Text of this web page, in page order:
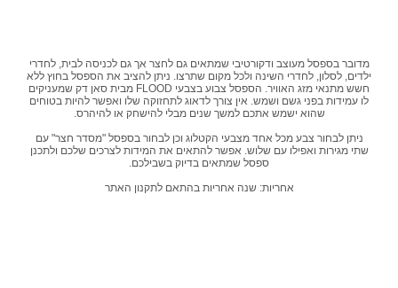
בספסל מעוצב ודקורטיבי שמתאים גם לחצר אך גם לכניסה לבית, לחדרי
לסלון, לחדרי השינה ולכל מקום שתרצו. ניתן להציב את הספסל בחוץ ללא
חשש מתנאי מזג האוויר. הספסל צבוע בצבעי FLOOD מבית סאן דק שמעניקים
עמידות בפני גשם ושמש. אין צורך לדאוג לתחזוקה שלו ואפשר להיות בטוחים
שהוא ישמש אתכם למשך שנים מבלי להישחק או להיהרס.
ניתן לבחור צבע מכל אחד מצבעי הקטלוג וכן לבחור בספסל "מסדר חצר" עם
מגירות ואפילו עם שלוש. אפשר להתאים את המידות לצרכים שלכם ולתכנן
ספסל שמתאים בדיוק בשבילכם.
אחריות: שנה אחריות בהתאם לתקנון האתר